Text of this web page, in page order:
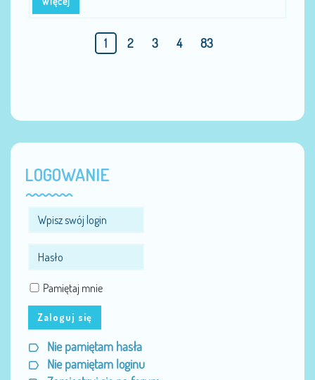
1 2 3 4 83
LOGOWANIE
Pamiętaj mnie
Zaloguj się
Nie pamiętam hasła
Nie pamiętam loginu